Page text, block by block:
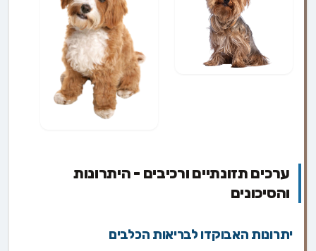
ערכים תזונתיים ורכיבים - היתרונות
והסיכונים
יתרונות האבוקדו לבריאות הכלבים